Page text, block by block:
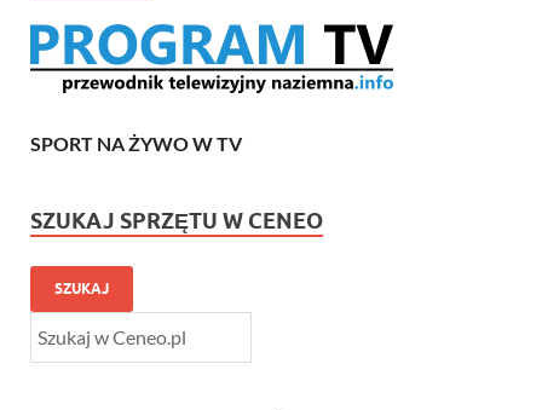
SPORT NA ŻYWO W TV
SZUKAJ SPRZĘTU W CENEO
SZUKAJ